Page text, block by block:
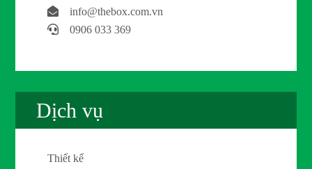
info@thebox.com.vn
0906 033 369
Dịch vụ
Thiết kế